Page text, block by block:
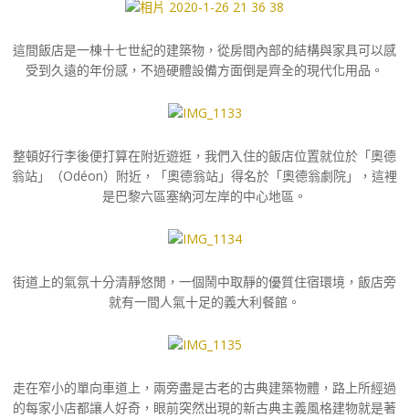
這間飯店是一棟十七世紀的建築物，從房間內部的結構與家具可以感
受到久遠的年份感，不過硬體設備方面倒是齊全的現代化用品。
整頓好行李後便打算在附近遊逛，我們入住的飯店位置就位於「奧德
翁站」（Odéon）附近，「奧德翁站」得名於「奧德翁劇院」，這裡
是巴黎六區塞納河左岸的中心地區。
街道上的氣氛十分清靜悠閒，一個鬧中取靜的優質住宿環境，飯店旁
就有一間人氣十足的義大利餐館。
走在窄小的單向車道上，兩旁盡是古老的古典建築物體，路上所經過
的每家小店都讓人好奇，眼前突然出現的新古典主義風格建物就是著